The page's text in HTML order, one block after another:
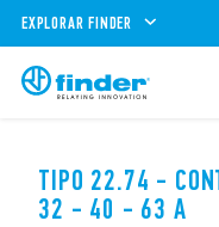
EXPLORAR FINDER
TIPO 22.74 -
32 - 40 - 63 A